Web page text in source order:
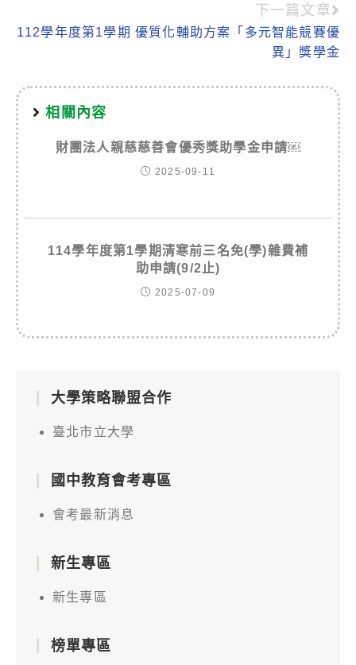
下一篇文章
112學年度第1學期 優質化輔助方案「多元智能競賽優
異」獎學金
相關內容
財團法人親慈慈善會優秀獎助學金申請￼
2025-09-11
114學年度第1學期清寒前三名免(學)雜費補
助申請(9/2止)
2025-07-09
大學策略聯盟合作
臺北市立大學
國中教育會考專區
會考最新消息
新生專區
新生專區
榜單專區